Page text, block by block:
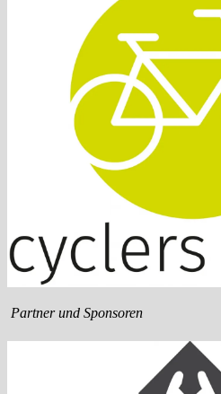
Partner und Sponsoren